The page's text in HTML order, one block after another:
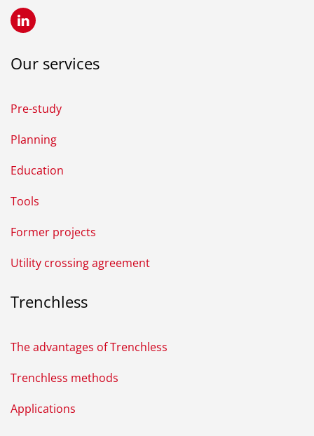
Our services
Pre-study
Planning
Education
Tools
Former projects
Utility crossing agreement
Trenchless
The advantages of Trenchless
Trenchless methods
Applications